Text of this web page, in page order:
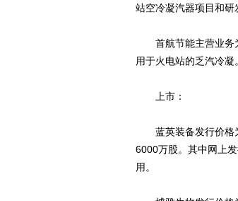
站空冷凝汽器项目和研
首航节能主营业务为
用于火电站的乏汽冷凝。
上市：
蓝英装备发行价格为
6000万股。其中网上
用。